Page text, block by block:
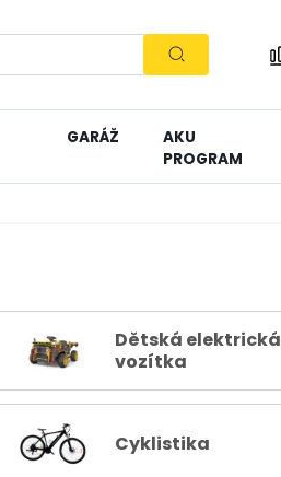
GARÁŽ
AKU
PROGRAM
Dětská elektrická
vozítka
Cyklistika